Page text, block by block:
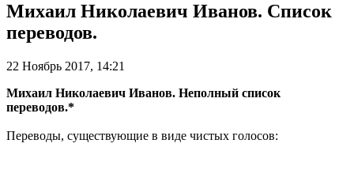
Михаил Николаевич Иванов. Список
переводов.
22 Ноябрь 2017, 14:21
Михаил Николаевич Иванов. Неполный список
переводов.*
Переводы, существующие в виде чистых голосов: